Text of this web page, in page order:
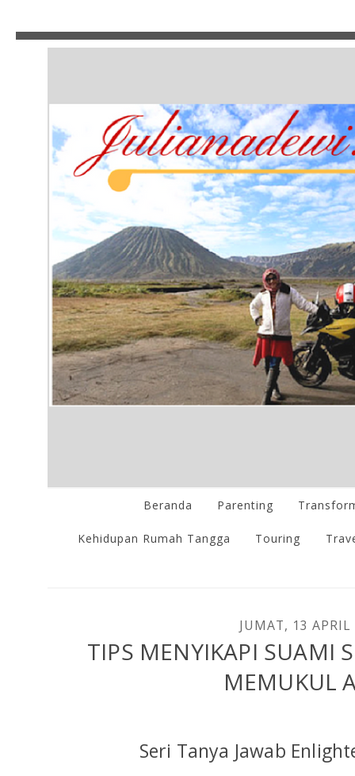
Beranda Parenting
Kehidupan Rumah Tangga Touring
JUMAT, 13
TIPS MENYIKAPI SUAMI
MEMUKUL
Seri Tanya Jawab